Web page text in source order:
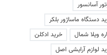
آسانسور
دستگاه ماساژور بلکر
ویلا شمال
خرید ادکلن
لوازم آرایشی اصل